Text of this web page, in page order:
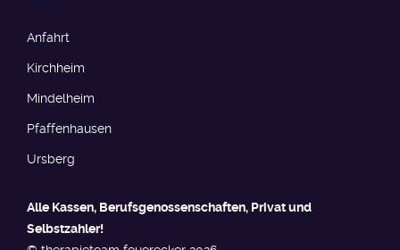
Anfahrt
Kirchheim
Mindelheim
Pfaffenhausen
Ursberg
Alle Kassen, Berufs­genossen­schaften, Privat und
Selbstzahler!